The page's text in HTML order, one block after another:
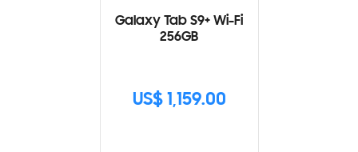
Galaxy Tab S9+ Wi-Fi
256GB
US$ 1,159.00